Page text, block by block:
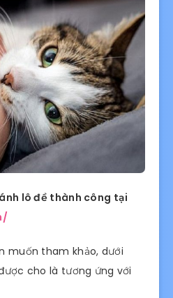
lô đề thành công tại
muốn tham khảo, dưới
cho là tương ứng với